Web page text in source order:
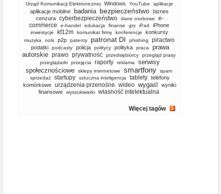
Urząd Komunikacji Elektronicznej Windows YouTube aplikacje
aplikacje mobilne badania bezpieczeństwo biznes
cenzura cyberbezpieczeństwo dane osobowe
e-
commerce
e-handel edukacja finanse gry iPad iPhone
inwestycje kf12m komunikat firmy konferencje konkursy
muzyka nols p2p patenty patronat DI phishing piractwo
podatki podcasty policja politycy polityka praca
prawa
autorskie prawo prywatność przedsiębiorcy
przegląd prasy
przeglądarki
przejęcia raporty reklama
serwisy
społecznościowe
sklepy internetowe smartfony
spam
sprzedaż
startupy sztuczna inteligencja tablety telefony
komórkowe
urządzenia przenośne wideo wygasl
wyniki
finansowe
wyszukiwarki własność intelektualna
Więcej tagów